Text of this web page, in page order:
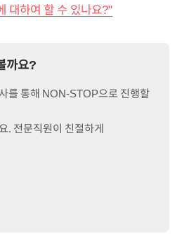
대하여 할 수 있나요?"
까요?
를 통해 NON-STOP으로 진행할
. 전문직원이 친절하게